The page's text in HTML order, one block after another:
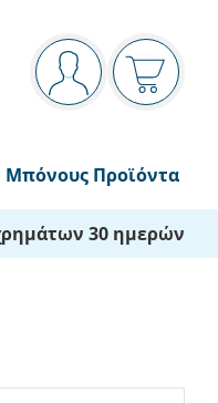
Πίνακας πλοήγησης
Είστε
Το
Μπόνους Προϊόντα
30 ημερών